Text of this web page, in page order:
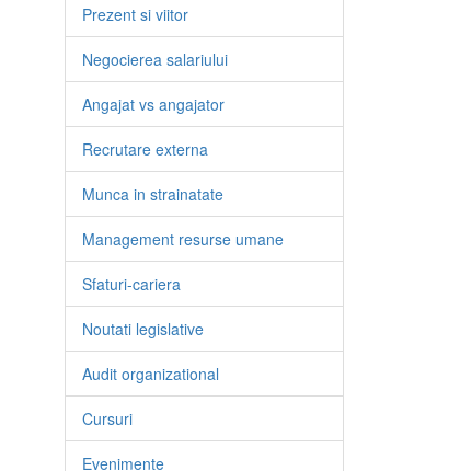
Prezent si viitor
Negocierea salariului
Angajat vs angajator
Recrutare externa
Munca in strainatate
Management resurse umane
Sfaturi-cariera
Noutati legislative
Audit organizational
Cursuri
Evenimente